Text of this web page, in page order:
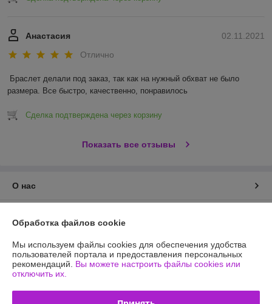
02.11.2021
Анастасия
Отлично
Браслет делали под заказ, так как на нужный обхват не было
размера. Все быстро, качественно, понравилось
Сделка подтверждена через корзину
Показать все отзывы
О нас
Доставка и оплата
График работы
Обработка файлов cookie
Мы используем файлы cookies для обеспечения удобства
пользователей портала и предоставления персональных
рекомендаций. Вы можете настроить файлы cookies или
отключить их.